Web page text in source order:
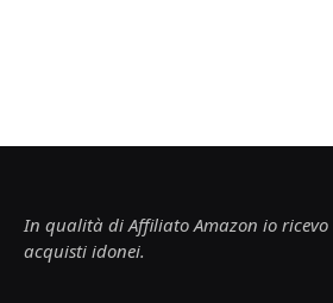
In qualità di Affiliato Amazon io
acquisti idonei.